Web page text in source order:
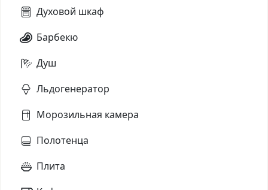
Духовой шкаф
Барбекю
Душ
Льдогенератор
Морозильная камера
Полотенца
Плита